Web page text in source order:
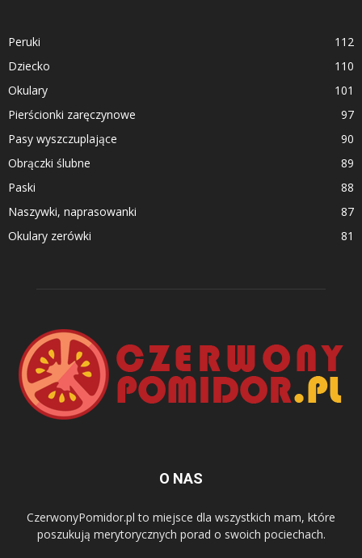
Peruki
112
Dziecko
110
Okulary
101
Pierścionki zaręczynowe
97
Pasy wyszczuplające
90
Obrączki ślubne
89
Paski
88
Naszywki, naprasowanki
87
Okulary zerówki
81
O NAS
CzerwonyPomidor.pl to miejsce dla wszystkich mam, które
poszukują merytorycznych porad o swoich pociechach.